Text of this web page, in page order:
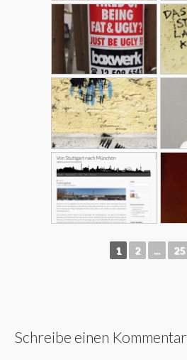
1 2 ... 25
Schreibe einen Kommentar